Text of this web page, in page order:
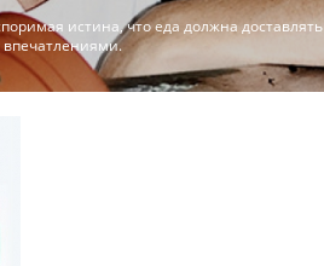
истина, что еда должна доставлять